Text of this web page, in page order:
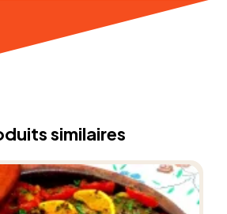
similaires